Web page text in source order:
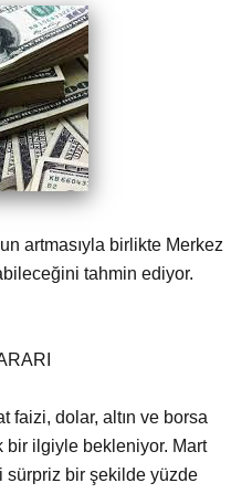
artmasıyla birlikte Merkez
tahmin ediyor.
faizi, dolar, altın ve borsa
bir ilgiyle bekleniyor. Mart
sürpriz bir şekilde yüzde